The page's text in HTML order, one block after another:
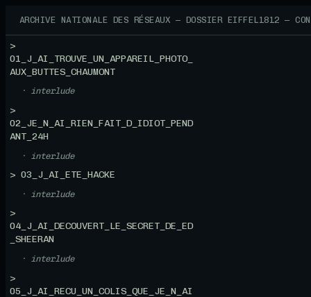
ARCHIVE NATIONALE DES RÉSEAUX — DOSSIER EIFFEL1812 —
>
01_J_AI_TROUVE_UN_APPAREIL_PHOTO_
AUX_BUTTES_CHAUMONT
· interlude
>
02_JE_N_AI_RIEN_FAIT_D_IDIOT_PEND
ANT_24H
· interlude
> 03_J_AI_ETE_HACKE
· interlude
>
04_J_AI_DECOUVERT_LE_SECRET_DE_ED
_SHEERAN
· interlude
>
05_J_AI_RECU_UN_COLIS_QUE_JE_N_AI